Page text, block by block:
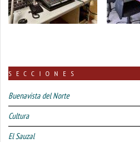
SECCIONES
Buenavista del Norte
Cultura
El Sauzal